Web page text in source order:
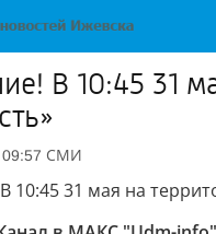
В 10:45 31
СМИ
10:45 31 мая на